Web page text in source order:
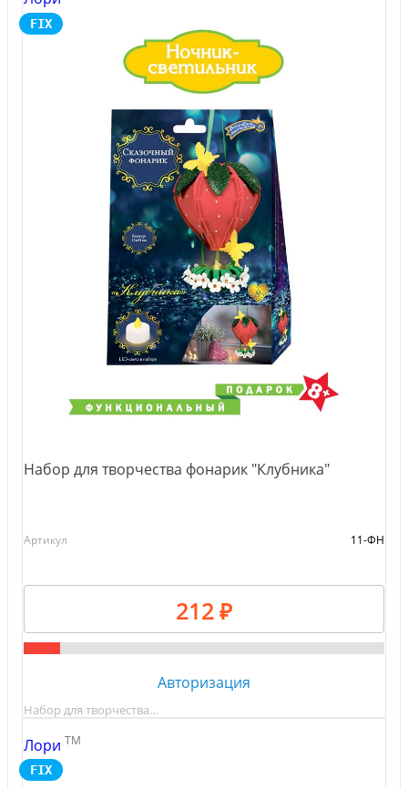
FIX
Набор для творчества фонарик "Клубника"
Артикул 11-ФН
212 ₽
Авторизация
Набор для творчества…
Лори TM
FIX